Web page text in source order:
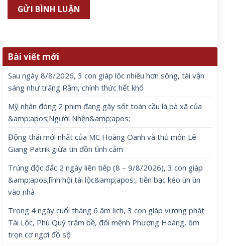
Bài viết mới
Sau ngày 8/8/2026, 3 con giáp lộc nhiều hơn sông, tài vận
sáng như trăng Rằm, chính thức hết khổ
Mỹ nhân đóng 2 phim đang gây sốt toàn cầu là bà xã của
&amp;apos;Người Nhện&amp;apos;
Động thái mới nhất của MC Hoàng Oanh và thủ môn Lê
Giang Patrik giữa tin đồn tình cảm
Trúng độc đắc 2 ngày liên tiếp (8 – 9/8/2026), 3 con giáp
&amp;apos;lĩnh hội tài lộc&amp;apos;, tiền bạc kéo ùn ùn
vào nhà
Trong 4 ngày cuối tháng 6 âm lịch, 3 con giáp vượng phát
Tài Lộc, Phú Quý trăm bề, đổi mệnh Phượng Hoàng, ôm
trọn cơ ngơi đồ sộ